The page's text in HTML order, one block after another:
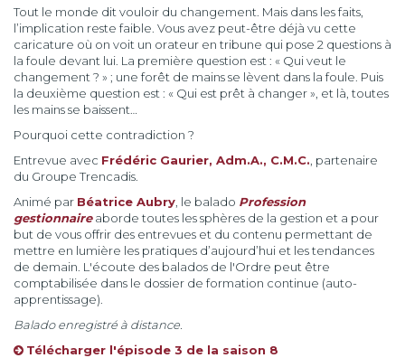
Tout le monde dit vouloir du changement. Mais dans les faits,
l’implication reste faible. Vous avez peut-être déjà vu cette
caricature où on voit un orateur en tribune qui pose 2 questions à
la foule devant lui. La première question est : « Qui veut le
changement ? » ; une forêt de mains se lèvent dans la foule. Puis
la deuxième question est : « Qui est prêt à changer », et là, toutes
les mains se baissent…
Pourquoi cette contradiction ?
Entrevue avec Frédéric Gaurier, Adm.A., C.M.C. , partenaire
du Groupe Trencadis.
Animé par Béatrice Aubry , le balado Profession
gestionnaireaborde toutes les sphères de la gestion et a pour
but de vous offrir des entrevues et du contenu permettant de
mettre en lumière les pratiques d’aujourd’hui et les tendances
de demain. L'écoute des balados de l'Ordre peut être
comptabilisée dans le dossier de formation continue (auto-
apprentissage).
Balado enregistré à distance.
Télécharger l'épisode 3 de la saison 8